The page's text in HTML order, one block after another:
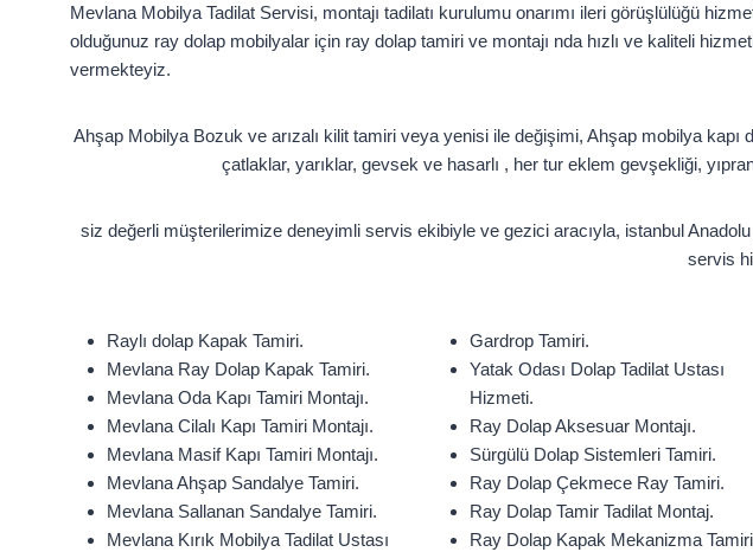
Mevlana Mobilya Tadilat Servisi, montajı tadilatı kurulumu onarımı ileri görüşlülüğü
olduğunuz ray dolap mobilyalar için ray dolap tamiri ve montajı nda hızlı ve kaliteli
vermekteyiz.
Ahşap Mobilya Bozuk ve arızalı kilit tamiri veya yenisi ile değişimi, Ahşap mobilya kapı
çatlaklar, yarıklar, gevsek ve hasarlı , her tur eklem gevşekliği,
siz değerli müşterilerimize deneyimli servis ekibiyle ve gezici aracıyla, istanbul
servis
Raylı dolap Kapak Tamiri.
Mevlana Ray Dolap Kapak Tamiri.
Mevlana Oda Kapı Tamiri Montajı.
Mevlana Cilalı Kapı Tamiri Montajı.
Mevlana Masif Kapı Tamiri Montajı.
Mevlana Ahşap Sandalye Tamiri.
Mevlana Sallanan Sandalye Tamiri.
Mevlana Kırık Mobilya Tadilat Ustası
Gardrop Tamiri.
Yatak Odası Dolap Tadilat Ustası
Hizmeti.
Ray Dolap Aksesuar Montajı.
Sürgülü Dolap Sistemleri Tamiri.
Ray Dolap Çekmece Ray Tamiri.
Ray Dolap Tamir Tadilat Montaj.
Ray Dolap Kapak Mekanizma